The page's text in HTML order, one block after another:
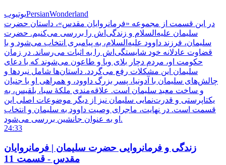
یوتیوبPersianWonderland
در این قسمت از مجموعه «فرمانروایان مقدس»، داستان حضرت
سلیمان علیه‌السلام و زندگی‌اش را بررسی می‌کنیم. حضرت
سلیمان، فرزند داوود علیه‌السلام، به پیامبری انتخاب می‌شود و با
قضاوت عادلانه خود شایستگی‌اش را به اثبات می‌رساند. در زمان
حکومت او، مردم دچار بلای وبا و طاعون می‌شوند که با دعای
سلیمان این مشکلات رفع می‌گردد. داستان‌ها شامل نبردها و
چالش‌های سلیمان با آدونیا، پسر بزرگ داوود، و همراهی او با جنیان
و ساخت معبد سلیمان است. علاقه‌مندی ملکۀ سبا، بلقیس، به
یکتاپرستی و قدرت‌نمایی سلیمان نیز از دیگر موضوعات اصلی این
قسمت است. در نهایت، ماجرای وصیت داوود به سلیمان و انتخاب
او به عنوان جانشین بررسی می‌شود.
24:33
زندگی و فرمانروایی حضرت سلیمان | فرمانروایان
مقدس - قسمت 11